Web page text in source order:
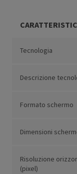
Tecnologia
Descrizione
Formato schermo
Dimensioni
Risoluzione
(pixel)